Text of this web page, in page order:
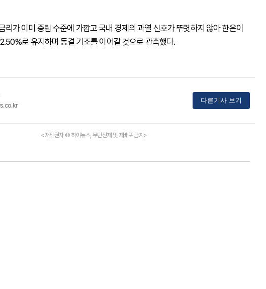
리가 이미 중립 수준에 가깝고 국내 경제의 과열 신호가 뚜렷하지 않아 한은이
로 유지하며 동결 기조를 이어갈 것으로 관측했다.
다른기사 보기
<저작권자 © 하이뉴스, 무단전재 및 재배포 금지>